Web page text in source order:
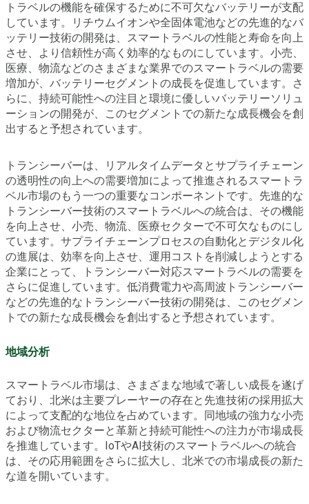
トラベルの機能を確保するために不可欠なバッテリーが支配
しています。リチウムイオンや全固体電池などの先進的なバ
ッテリー技術の開発は、スマートラベルの性能と寿命を向上
させ、より信頼性が高く効率的なものにしています。小売、
医療、物流などのさまざまな業界でのスマートラベルの需要
増加が、バッテリーセグメントの成長を促進しています。さ
らに、持続可能性への注目と環境に優しいバッテリーソリュ
ーションの開発が、このセグメントでの新たな成長機会を創
出すると予想されています。
トランシーバーは、リアルタイムデータとサプライチェーン
の透明性の向上への需要増加によって推進されるスマートラ
ベル市場のもう一つの重要なコンポーネントです。先進的な
トランシーバー技術のスマートラベルへの統合は、その機能
を向上させ、小売、物流、医療セクターで不可欠なものにし
ています。サプライチェーンプロセスの自動化とデジタル化
の進展は、効率を向上させ、運用コストを削減しようとする
企業にとって、トランシーバー対応スマートラベルの需要を
さらに促進しています。低消費電力や高周波トランシーバー
などの先進的なトランシーバー技術の開発は、このセグメン
トでの新たな成長機会を創出すると予想されています。
地域分析
スマートラベル市場は、さまざまな地域で著しい成長を遂げ
ており、北米は主要プレーヤーの存在と先進技術の採用拡大
によって支配的な地位を占めています。同地域の強力な小売
および物流セクターと革新と持続可能性への注力が市場成長
を推進しています。IoTやAI技術のスマートラベルへの統合
は、その応用範囲をさらに拡大し、北米での市場成長の新た
な道を開いています。